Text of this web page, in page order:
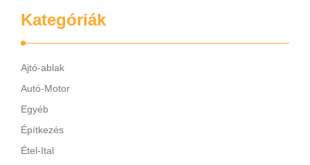
Kategóriák
Ajtó-ablak
Autó-Motor
Egyéb
Építkezés
Étel-Ital